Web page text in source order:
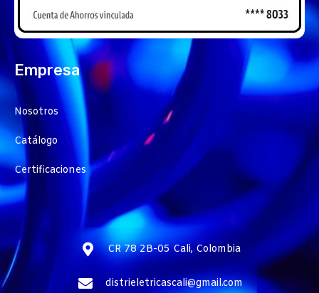
Empresa
Nosotros
Catálogo
Certificaciones
CR 78 2B-05 Cali, Colombia
distrieletricascali@gmail.com